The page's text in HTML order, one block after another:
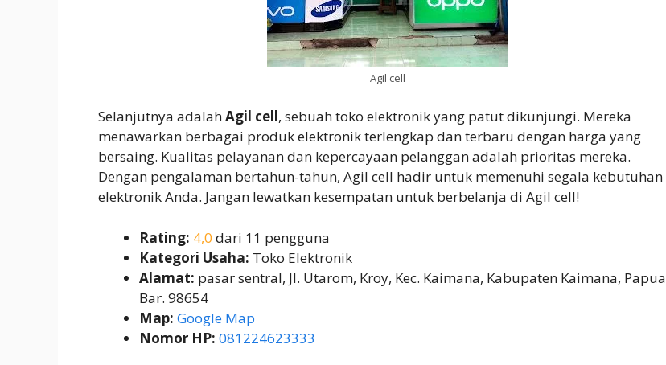
Agil cell
Selanjutnya adalahAgil cell, sebuah toko elektronik yang patut dikunjungi. Mereka
menawarkan berbagai produk elektronik terlengkap dan terbaru dengan harga yang
bersaing. Kualitas pelayanan dan kepercayaan pelanggan adalah prioritas mereka.
Dengan pengalaman bertahun-tahun, Agil cell hadir untuk memenuhi segala kebutuhan
elektronik Anda. Jangan lewatkan kesempatan untuk berbelanja di Agil cell!
Rating: 4,0 dari 11 pengguna
Kategori Usaha: Toko Elektronik
Alamat: pasar sentral, Jl. Utarom, Kroy, Kec. Kaimana, Kabupaten Kaimana, Papua
Bar. 98654
Map: Google Map
Nomor HP: 081224623333